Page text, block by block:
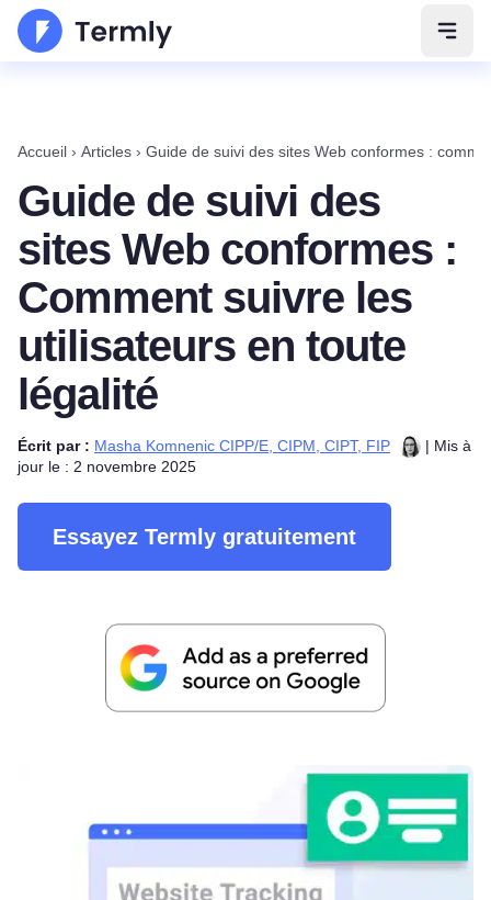
Accueil › Articles › Guide de suivi des sites Web conformes :
Guide de suivi des
sites Web conformes :
Comment suivre les
utilisateurs en toute
légalité
Écrit par : Masha Komnenic CIPP/E, CIPM, CIPT, FIP
| Mis à
jour le : 2 novembre 2025
Essayez Termly gratuitement